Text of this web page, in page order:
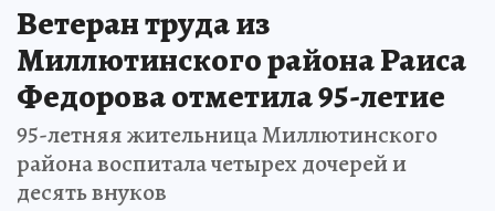
Ветеран труда из
Миллютинского района Раиса
Федорова отметила 95-летие
95-летняя жительница Миллютинского
района воспитала четырех дочерей и
десять внуков